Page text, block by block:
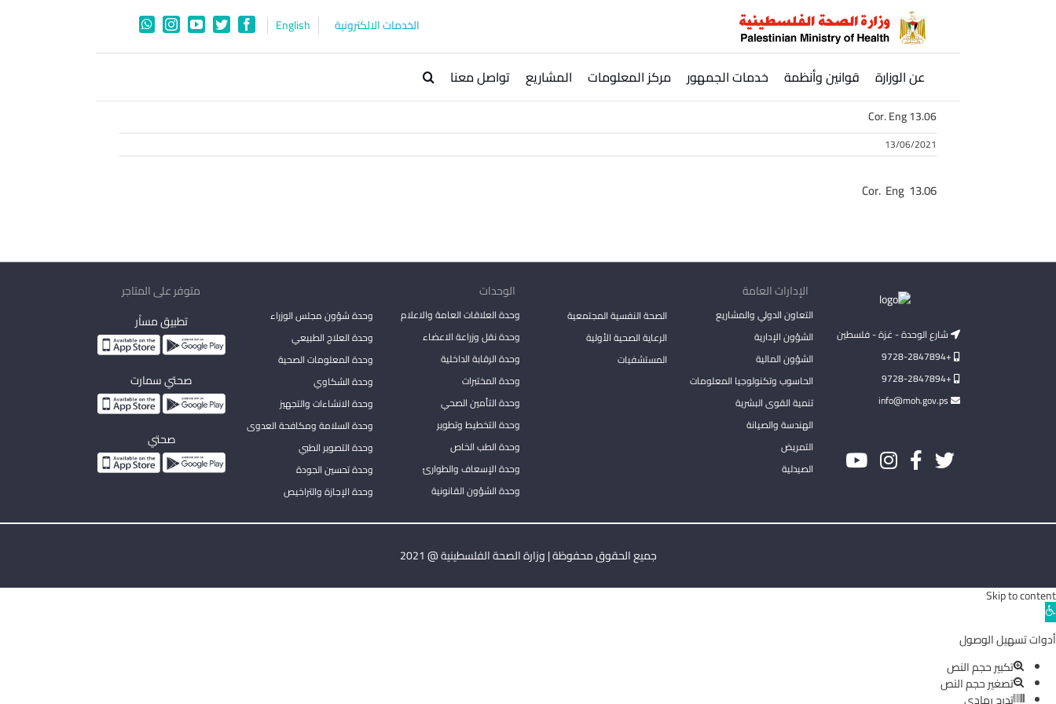
الخدمات الالكترونية English
Facebook
Twitter
YouTube
Instagram
WhatsApp
عن الوزارة قوانين وأنظمة خدمات الجمهور مركز المعلومات المشاريع تواصل معنا
Cor. Eng 13.06
13/06/2021
Cor. Eng 13.06
شارع الوحدة - غزة - فلسطين
+9728-2847894
+9728-2847894
الإدارات العامة
التعاون الدولي والمشاريع
الشؤون الإدارية
الشؤون المالية
الحاسوب وتكنولوجيا المعلومات
تنمية القوى البشرية
الهندسة والصيانة
التمريض
الصيدلية
الصحة النفسية المجتمعية
الرعاية الصحية الأولية
المستشفيات
الوحدات
وحدة العلاقات العامة والاعلام
وحدة نقل وزراعة الاعضاء
وحدة الرقابة الداخلية
وحدة المختبرات
وحدة التأمين الصحي
وحدة التخطيط وتطوير
وحدة الطب الخاص
وحدة الإسعاف والطوارئ
وحدة الشؤون القانونية
وحدة شؤون مجلس الوزراء
وحدة العلاج الطبيعي
وحدة المعلومات الصحية
وحدة الشكاوي
وحدة الانشاءات والتجهيز
وحدة السلامة ومكافحة العدوى
وحدة التصوير الطبي
وحدة تحسين الجودة
وحدة الإجازة والتراخيص
متوفر على المتاجر
تطبيق مساْر
صحتي سمارت
صحتي
جميع الحقوق محفوظة | وزارة الصحة الفلسطينية @ 2021
Skip to content
Open
toolbar
أدوات تسهيل الوصول
تكبير حجم النص
تصغير حجم النص
تدرج رمادي